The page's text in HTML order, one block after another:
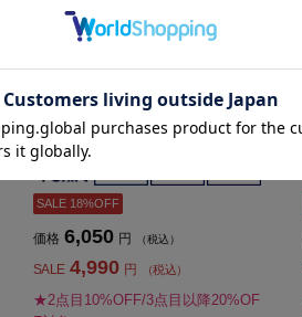
【完全ノーアイロン】長袖ブラウス
通年【レディース】
SALE 18%OFF
価格 6,050 円 （税込）
SALE 4,990 円 （税込）
★2点目10%OFF/3点目以降20%OF